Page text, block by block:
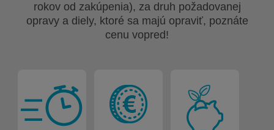
rokov od zakúpenia), za druh požadovanej
opravy a diely, ktoré sa majú opraviť, poznáte
cenu vopred!